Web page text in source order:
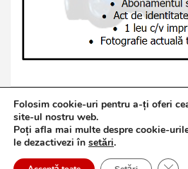
Copyright © 2026
Politică de confidențialitate
Folosim cookie-uri pentru a-ți oferi
site-ul nostru web.
Poți afla mai multe despre cookie-
le dezactivezi în setări.